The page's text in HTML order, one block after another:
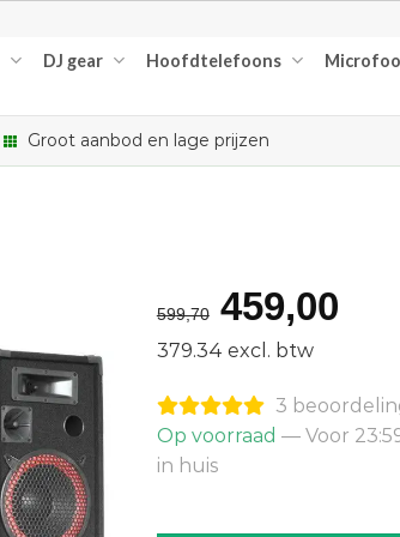
DJ gear Hoofdtelefoons
Groot aanbod en lage prijzen
599,70
prijs
was:
€599,70.
459,00
is:
379.34 excl. btw
3
Op voorraad — Voor
in huis